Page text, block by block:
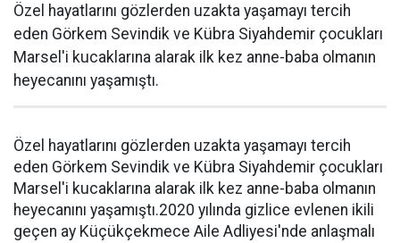
Özel hayatlarını gözlerden uzakta yaşamayı tercih
eden Görkem Sevindik ve Kübra Siyahdemir çocukları
Marsel'i kucaklarına alarak ilk kez anne-baba olmanın
heyecanını yaşamıştı.
Özel hayatlarını gözlerden uzakta yaşamayı tercih
eden Görkem Sevindik ve Kübra Siyahdemir çocukları
Marsel'i kucaklarına alarak ilk kez anne-baba olmanın
heyecanını yaşamıştı.2020 yılında gizlice evlenen ikili
geçen ay Küçükçekmece Aile Adliyesi'nde anlaşmalı